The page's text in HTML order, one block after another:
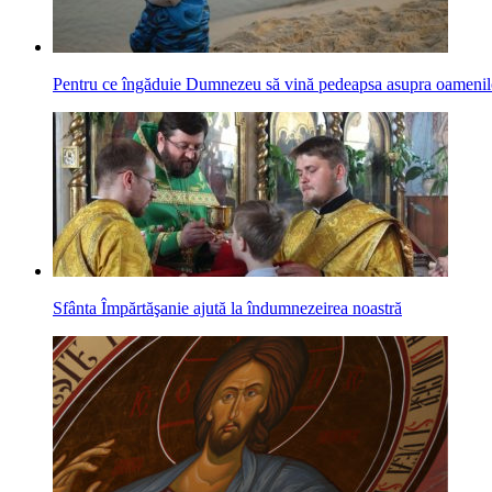
Pentru ce îngăduie Dumnezeu să vină pedeapsa asupra
Sfânta Împărtăşanie ajută la îndumnezeirea noastră